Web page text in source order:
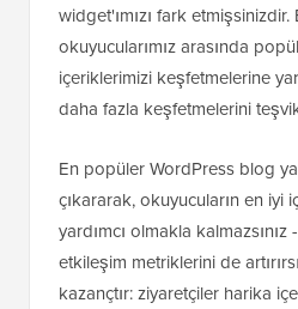
widget'ımızı fark
okuyucularımız arasında
içeriklerimizi keşfetmelerine
daha fazla keşfetmelerini
En popüler WordPress blog
çıkararak, okuyucuların en iyi
yardımcı olmakla
etkileşim metriklerini de
kazançtır: ziyaretçiler harika